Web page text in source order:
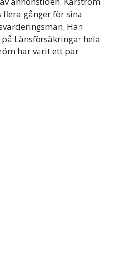
gånger för sina
Han
Länsförsäkringar hela
har varit ett par